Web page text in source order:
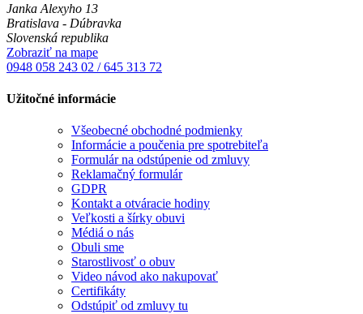
Janka Alexyho 13
Bratislava - Dúbravka
Slovenská republika
Zobraziť na mape
0948 058 243 02 / 645 313 72
Užitočné informácie
Všeobecné obchodné podmienky
Informácie a poučenia pre spotrebiteľa
Formulár na odstúpenie od zmluvy
Reklamačný formulár
GDPR
Kontakt a otváracie hodiny
Veľkosti a šírky obuvi
Médiá o nás
Obuli sme
Starostlivosť o obuv
Video návod ako nakupovať
Certifikáty
Odstúpiť od zmluvy tu